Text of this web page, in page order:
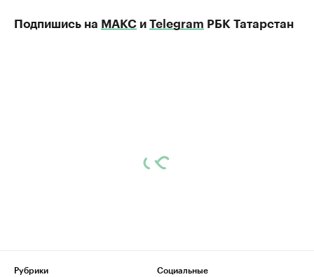
Подпишись на МАКС и Telegram РБК Татарстан
Рубрики
Социальные